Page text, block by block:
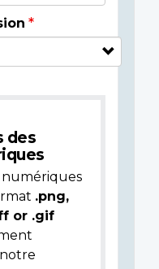
des
numériques
.png,
or .gif